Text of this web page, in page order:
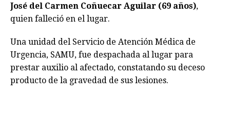
José del Carmen Coñuecar Aguilar (69 años),
quien falleció en el lugar.
Una unidad del Servicio de Atención Médica de
Urgencia, SAMU, fue despachada al lugar para
prestar auxilio al afectado, constatando su deceso
producto de la gravedad de sus lesiones.